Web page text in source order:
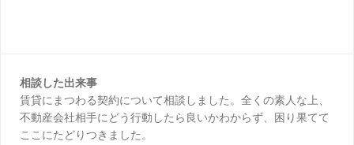
相談した出来事
賃貸にまつわる契約について相談しました。全くの素人な上、
不動産会社相手にどう行動したら良いかわからず、困り果てて
ここにたどりつきました。